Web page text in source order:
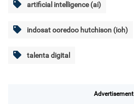
artificial intelligence (ai)
indosat ooredoo hutchison (ioh)
talenta digital
Advertisement